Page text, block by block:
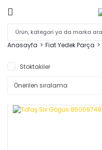
Anasayfa Fiat Yedek Parça
Stoktakiler